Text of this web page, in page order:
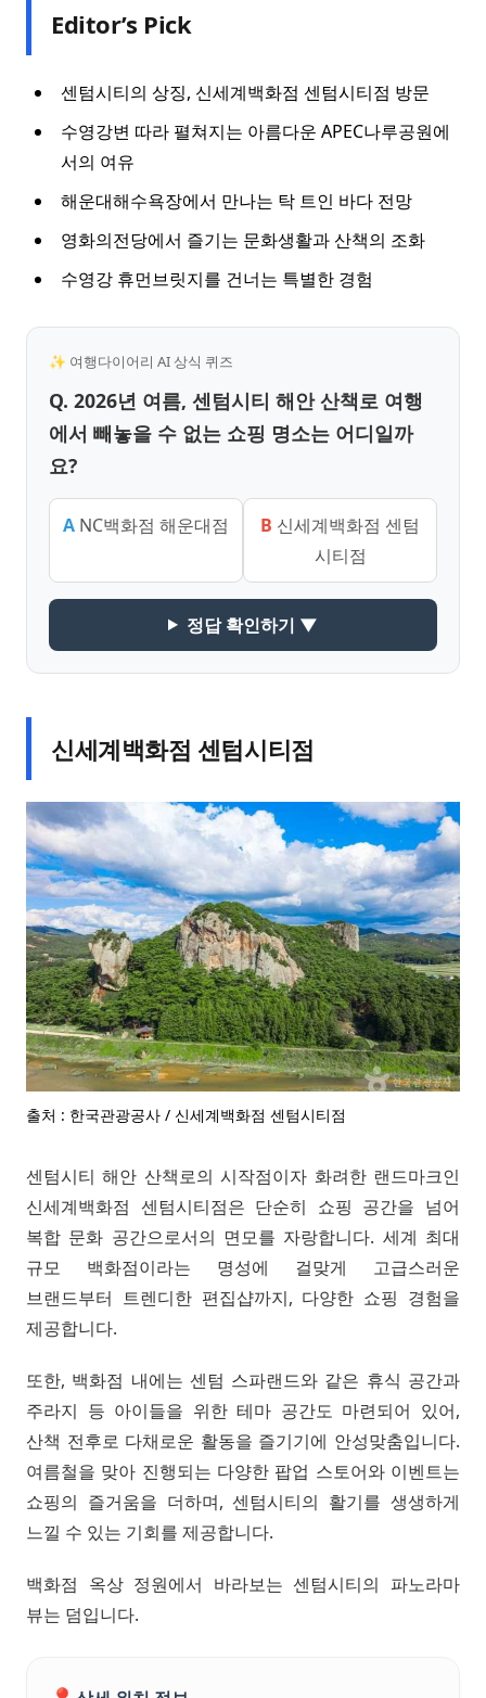
Editor’s Pick
센텀시티의 상징, 신세계백화점 센텀시티점 방문
수영강변 따라 펼쳐지는 아름다운 APEC나루공원에
서의 여유
해운대해수욕장에서 만나는 탁 트인 바다 전망
영화의전당에서 즐기는 문화생활과 산책의 조화
수영강 휴먼브릿지를 건너는 특별한 경험
✨ 여행다이어리 AI 상식 퀴즈
Q. 2026년 여름, 센텀시티 해안 산책로 여행
에서 빼놓을 수 없는 쇼핑 명소는 어디일까
요?
A NC백화점 해운대점 B 신세계백화점 센텀
시티점
정답 확인하기 ▼
신세계백화점 센텀시티점
출처 : 한국관광공사 / 신세계백화점 센텀시티점
센텀시티 해안 산책로의 시작점이자 화려한 랜드마크인
신세계백화점 센텀시티점은 단순히 쇼핑 공간을 넘어
복합 문화 공간으로서의 면모를 자랑합니다. 세계 최대
규모 백화점이라는 명성에 걸맞게 고급스러운
브랜드부터 트렌디한 편집샵까지, 다양한 쇼핑 경험을
제공합니다.
또한, 백화점 내에는 센텀 스파랜드와 같은 휴식 공간과
주라지 등 아이들을 위한 테마 공간도 마련되어 있어,
산책 전후로 다채로운 활동을 즐기기에 안성맞춤입니다.
여름철을 맞아 진행되는 다양한 팝업 스토어와 이벤트는
쇼핑의 즐거움을 더하며, 센텀시티의 활기를 생생하게
느낄 수 있는 기회를 제공합니다.
백화점 옥상 정원에서 바라보는 센텀시티의 파노라마
뷰는 덤입니다.